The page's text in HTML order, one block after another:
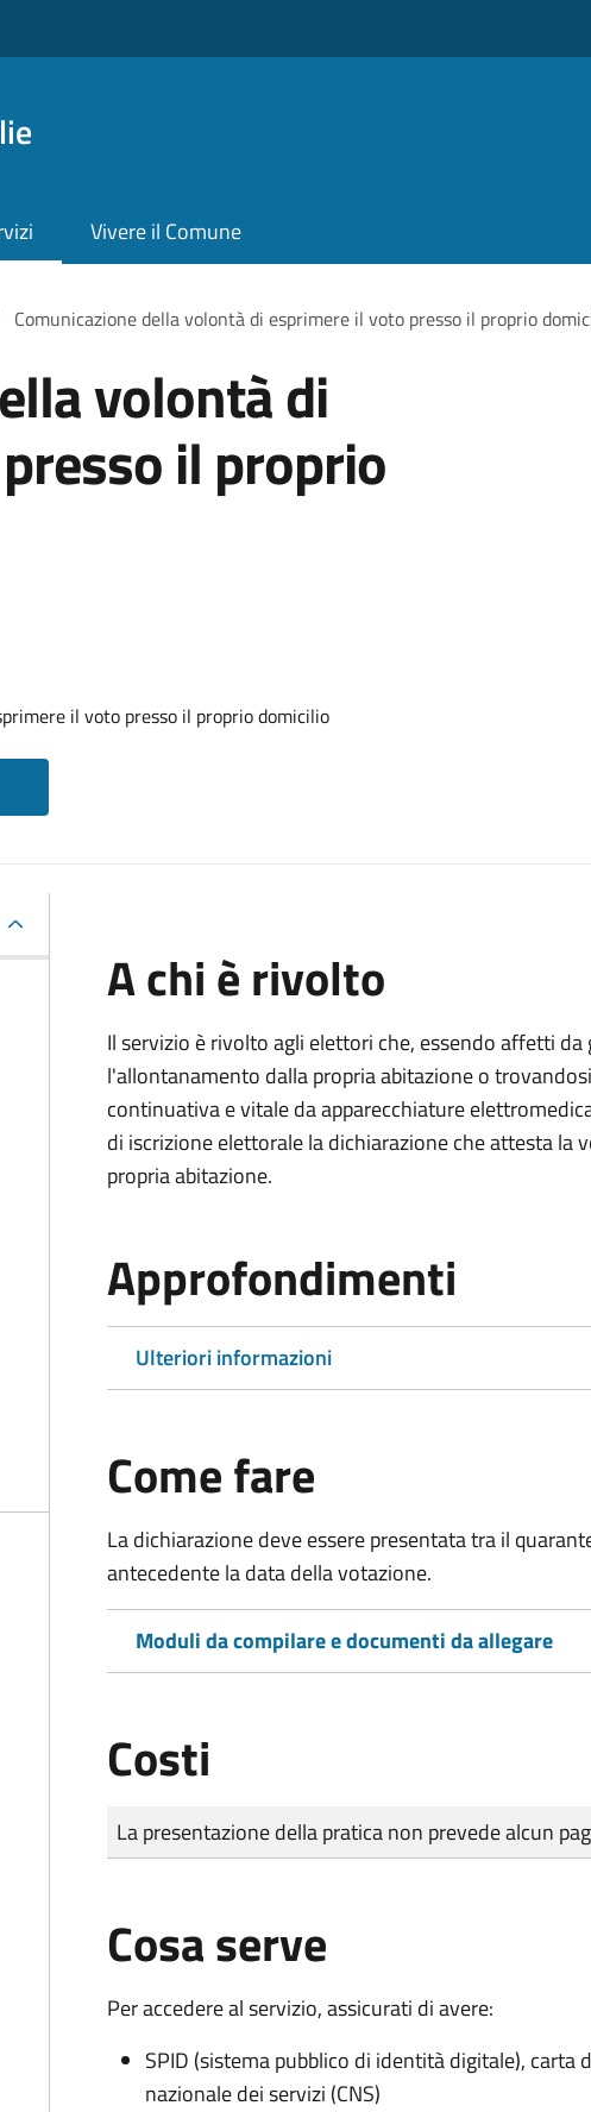
Vivere il Comune
Comunicazione della volontà di esprimere il voto presso il proprio
volontà di
il proprio
il voto presso il proprio domicilio
A chi è rivolto
Il servizio è rivolto agli elettori che, essendo affetti
l'allontanamento dalla propria abitazione o
continuativa e vitale da apparecchiature
di iscrizione elettorale la dichiarazione che attesta la
propria abitazione.
Approfondimenti
Ulteriori informazioni
Come fare
La dichiarazione deve essere presentata tra il
antecedente la data della votazione.
Moduli da compilare e documenti da allegare
Costi
Tipo di pagamento
Importo
La presentazione della pratica non prevede alcun
Cosa serve
Per accedere al servizio, assicurati di avere:
SPID (sistema pubblico di identità digitale), carta
nazionale dei servizi (CNS)